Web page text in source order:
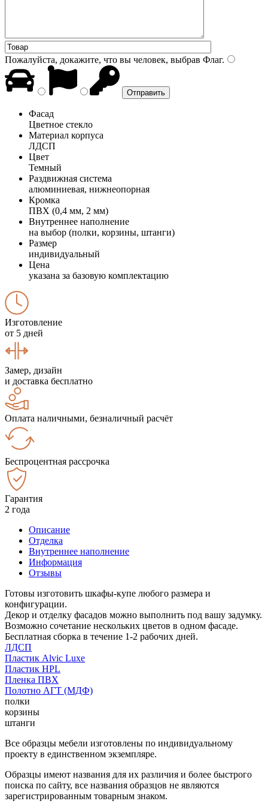
Пожалуйста, докажите, что вы человек, выбрав Флаг.
Фасад
Цветное стекло
Материал корпуса
ЛДСП
Цвет
Темный
Раздвижная система
алюминиевая, нижнеопорная
Кромка
ПВХ (0,4 мм, 2 мм)
Внутреннее наполнение
на выбор (полки, корзины, штанги)
Размер
индивидуальный
Цена
указана за базовую комплектацию
Изготовление
от 5 дней
Замер, дизайн
и доставка бесплатно
Оплата наличными, безналичный расчёт
Беспроцентная рассрочка
Гарантия
2 года
Описание
Отделка
Внутреннее наполнение
Информация
Отзывы
Готовы изготовить шкафы-купе любого размера и
конфигурации.
Декор и отделку фасадов можно выполнить под вашу задумку.
Возможно сочетание нескольких цветов в одном фасаде.
Бесплатная сборка в течение 1-2 рабочих дней.
ЛДСП
Пластик Alvic Luxe
Пластик HPL
Пленка ПВХ
Полотно АГТ (МДФ)
полки
корзины
штанги
Все образцы мебели изготовлены по индивидуальному
проекту в единственном экземпляре.
Образцы имеют названия для их различия и более быстрого
поиска по сайту, все названия образцов не являются
зарегистрированным товарным знаком.